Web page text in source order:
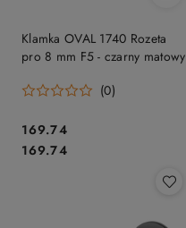
Klamka OVAL 1740 Rozeta
pro 8 mm F5 - czarny matowy
(0)
Cena:
169.74
Cena:
169.74